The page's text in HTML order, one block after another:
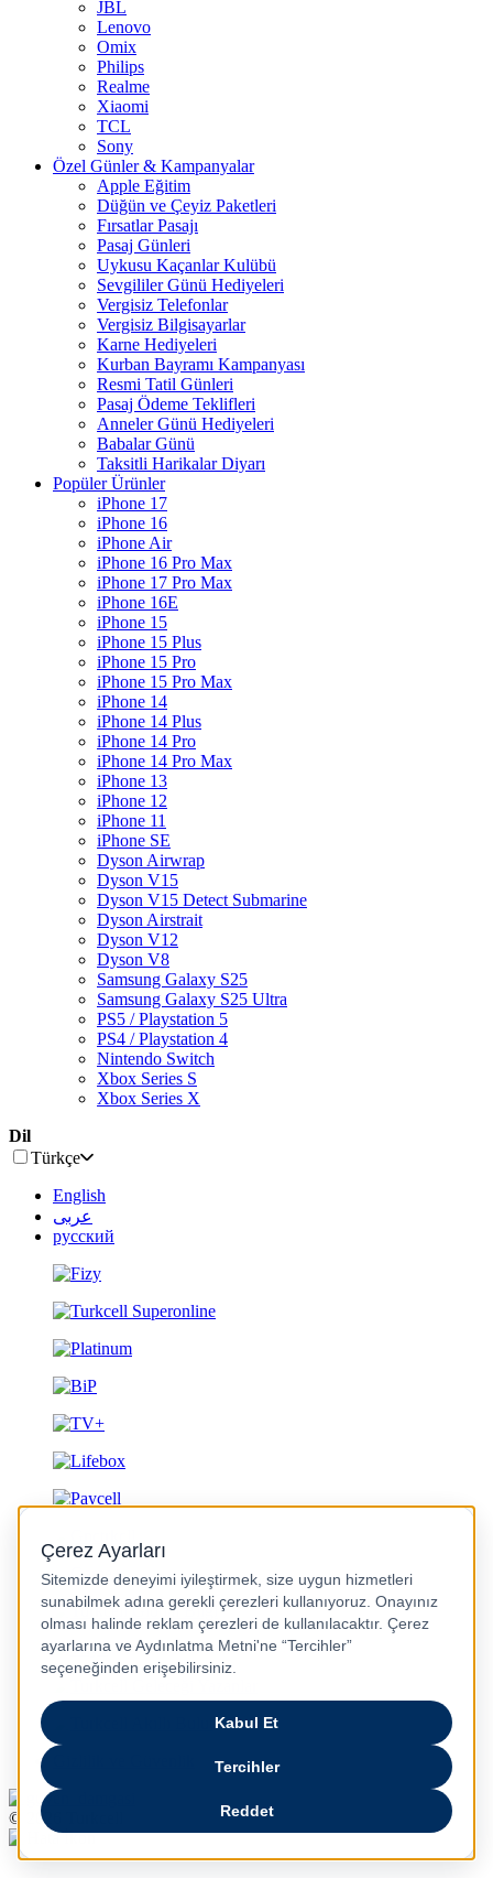
JBL
Lenovo
Omix
Philips
Realme
Xiaomi
TCL
Sony
Özel Günler & Kampanyalar
Apple Eğitim
Düğün ve Çeyiz Paketleri
Fırsatlar Pasajı
Pasaj Günleri
Uykusu Kaçanlar Kulübü
Sevgililer Günü Hediyeleri
Vergisiz Telefonlar
Vergisiz Bilgisayarlar
Karne Hediyeleri
Kurban Bayramı Kampanyası
Resmi Tatil Günleri
Pasaj Ödeme Teklifleri
Anneler Günü Hediyeleri
Babalar Günü
Taksitli Harikalar Diyarı
Popüler Ürünler
iPhone 17
iPhone 16
iPhone Air
iPhone 16 Pro Max
iPhone 17 Pro Max
iPhone 16E
iPhone 15
iPhone 15 Plus
iPhone 15 Pro
iPhone 15 Pro Max
iPhone 14
iPhone 14 Plus
iPhone 14 Pro
iPhone 14 Pro Max
iPhone 13
iPhone 12
iPhone 11
iPhone SE
Dyson Airwrap
Dyson V15
Dyson V15 Detect Submarine
Dyson Airstrait
Dyson V12
Dyson V8
Samsung Galaxy S25
Samsung Galaxy S25 Ultra
PS5 / Playstation 5
PS4 / Playstation 4
Nintendo Switch
Xbox Series S
Xbox Series X
Dil
Türkçe
English
عربى
русский
© 2026 Turkcell